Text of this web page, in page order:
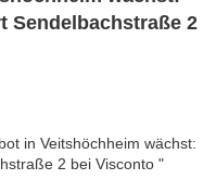
Sendelbachstraße 2